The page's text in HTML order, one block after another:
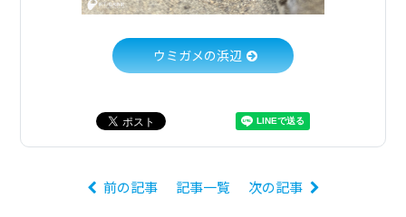
ウミガメの浜辺
前の記事 記事一覧 次の記事